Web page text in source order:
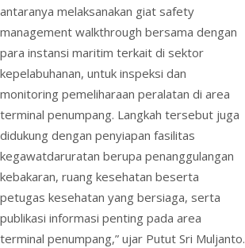
antaranya melaksanakan giat safety
management walkthrough bersama dengan
para instansi maritim terkait di sektor
kepelabuhanan, untuk inspeksi dan
monitoring pemeliharaan peralatan di area
terminal penumpang. Langkah tersebut juga
didukung dengan penyiapan fasilitas
kegawatdaruratan berupa penanggulangan
kebakaran, ruang kesehatan beserta
petugas kesehatan yang bersiaga, serta
publikasi informasi penting pada area
terminal penumpang,” ujar Putut Sri Muljanto.